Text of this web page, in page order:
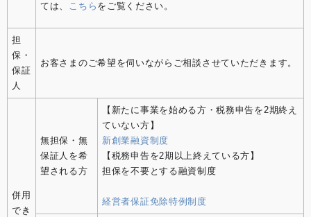
ては、 こちら をご覧ください。
担
保・
保証
人
お客さまのご希望を伺いながらご相談させていただきます。
併用
でき
無担保・無
保証人を希
望される方
【新たに事業を始める方・税務申告を2期終え
ていない方】
新創業融資制度
【税務申告を2期以上終えている方】
担保を不要とする融資制度
経営者保証免除特例制度